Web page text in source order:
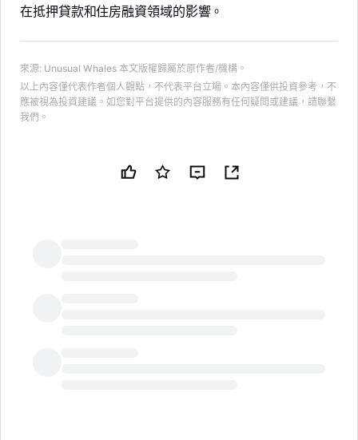
在抵押貸款和住房融資領域的影響。
來源: Unusual Whales 本文版權歸屬於原作者/機構。
以上內容僅代表作者個人觀點，不代表平台立場。本內容僅供投資參考，不
應被視為投資建議。如您對平台提供的內容服務有任何疑問或建議，請聯繫
我們。